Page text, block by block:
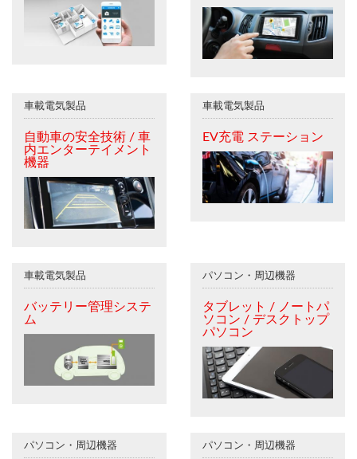
車載電気製品
自動車の安全技術 / 車
内エンターテイメント
機器
車載電気製品
EV充電 ステーション
車載電気製品
バッテリー管理システ
ム
パソコン・周辺機器
タブレット / ノートパ
ソコン / デスクトップ
パソコン
パソコン・周辺機器 パソコン・周辺機器